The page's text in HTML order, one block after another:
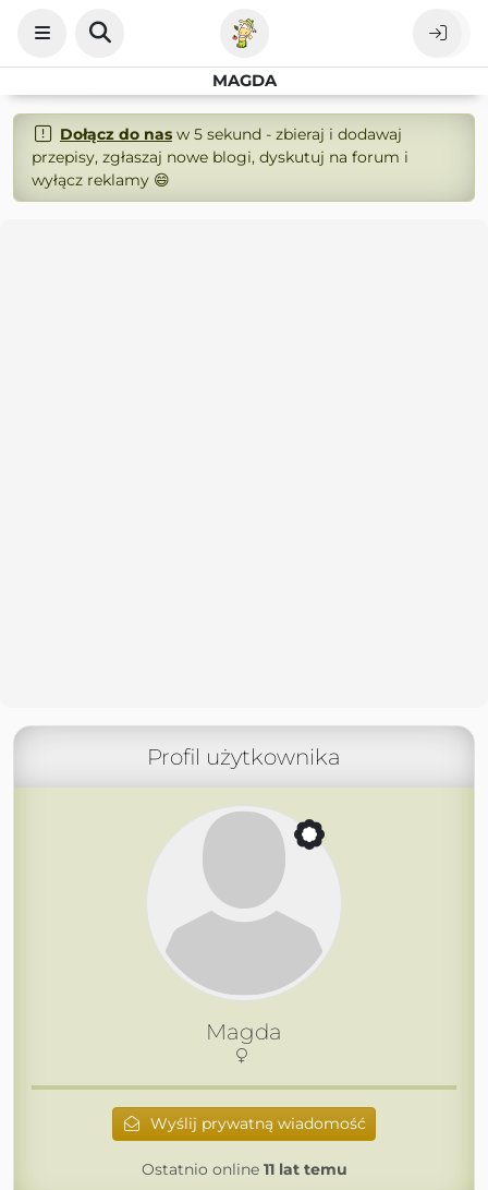
MAGDA
Dołącz do nasw 5 sekund - zbieraj i dodawaj
przepisy, zgłaszaj nowe blogi, dyskutuj na forum i
wyłącz reklamy 😄
Profil użytkownika
Magda
Wyślij prywatną wiadomość
Ostatnio online 11 lat temu